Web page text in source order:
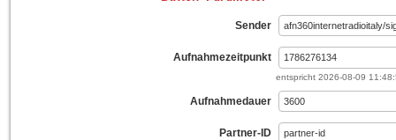
Sender
Aufnahmezeitpunkt
entspricht 2026-08-09
Aufnahmedauer
Partner-ID